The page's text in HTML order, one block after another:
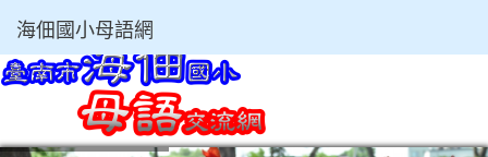
海佃國小母語網